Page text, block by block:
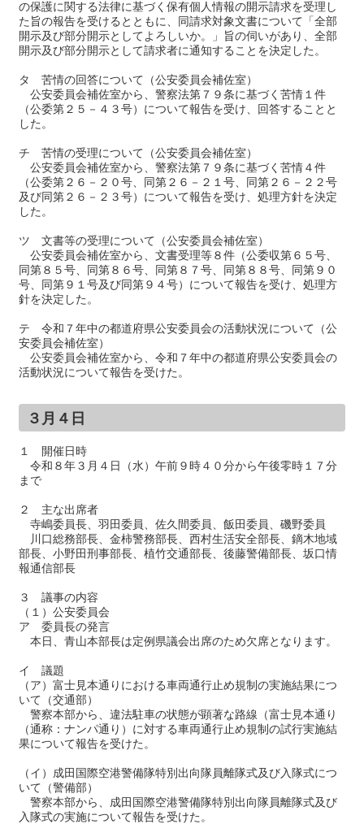
の保護に関する法律に基づく保有個人情報の開示請求を受理し
た旨の報告を受けるとともに、同請求対象文書について「全部
開示及び部分開示としてよろしいか。」旨の伺いがあり、全部
開示及び部分開示として請求者に通知することを決定した。
タ 苦情の回答について（公安委員会補佐室）
公安委員会補佐室から、警察法第７９条に基づく苦情１件
（公委第２５－４３号）について報告を受け、回答することと
した。
チ 苦情の受理について（公安委員会補佐室）
公安委員会補佐室から、警察法第７９条に基づく苦情４件
（公委第２６－２０号、同第２６－２１号、同第２６－２２号
及び同第２６－２３号）について報告を受け、処理方針を決定
した。
ツ 文書等の受理について（公安委員会補佐室）
公安委員会補佐室から、文書受理等８件（公委収第６５号、
同第８５号、同第８６号、同第８７号、同第８８号、同第９０
号、同第９１号及び同第９４号）について報告を受け、処理方
針を決定した。
テ 令和７年中の都道府県公安委員会の活動状況について（公
安委員会補佐室）
公安委員会補佐室から、令和７年中の都道府県公安委員会の
活動状況について報告を受けた。
３月４日
１ 開催日時
令和８年３月４日（水）午前９時４０分から午後零時１７分
まで
２ 主な出席者
寺嶋委員長、羽田委員、佐久間委員、飯田委員、磯野委員
川口総務部長、金柿警務部長、西村生活安全部長、鏑木地域
部長、小野田刑事部長、植竹交通部長、後藤警備部長、坂口情
報通信部長
３ 議事の内容
（１）公安委員会
ア 委員長の発言
本日、青山本部長は定例県議会出席のため欠席となります。
イ 議題
（ア）富士見本通りにおける車両通行止め規制の実施結果につ
いて（交通部）
警察本部から、違法駐車の状態が顕著な路線（富士見本通り
（通称：ナンパ通り）に対する車両通行止め規制の試行実施結
果について報告を受けた。
（イ）成田国際空港警備隊特別出向隊員離隊式及び入隊式につ
いて（警備部）
警察本部から、成田国際空港警備隊特別出向隊員離隊式及び
入隊式の実施について報告を受けた。